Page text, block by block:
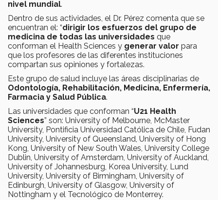
nivel mundial.
Dentro de sus actividades, el Dr. Pérez comenta que se
encuentran el: “dirigir los esfuerzos del grupo de
medicina de todas las universidades que
conforman el Health Sciences y generar valor para
que los profesores de las diferentes instituciones
compartan sus opiniones y fortalezas.
Este grupo de salud incluye las áreas disciplinarias de
Odontología, Rehabilitación, Medicina, Enfermería,
Farmacia y Salud Pública.
Las universidades que conforman “U21 Health
Sciences” son: University of Melbourne, McMaster
University, Pontificia Universidad Católica de Chile, Fudan
University, University of Queensland, University of Hong
Kong, University of New South Wales, University College
Dublin, University of Amsterdam, University of Auckland,
University of Johannesburg, Korea University, Lund
University, University of Birmingham, University of
Edinburgh, University of Glasgow, University of
Nottingham y el Tecnológico de Monterrey.